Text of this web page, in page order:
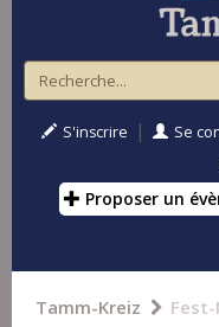
S'inscrire | Se
Proposer un
Tamm-Kreiz